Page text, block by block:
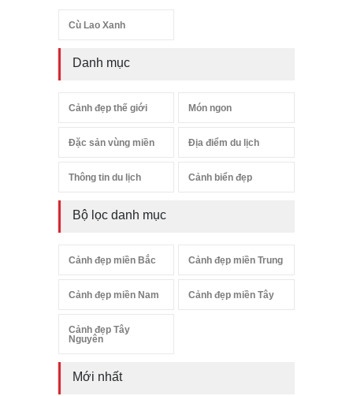
Cù Lao Xanh
Danh mục
Cảnh đẹp thế giới Món ngon
Đặc sản vùng miền Địa điểm du lịch
Thông tin du lịch Cảnh biển đẹp
Bộ lọc danh mục
Cảnh đẹp miền Bắc Cảnh đẹp miền Trung
Cảnh đẹp miền Nam Cảnh đẹp miền Tây
Cảnh đẹp Tây
Nguyên
Mới nhất